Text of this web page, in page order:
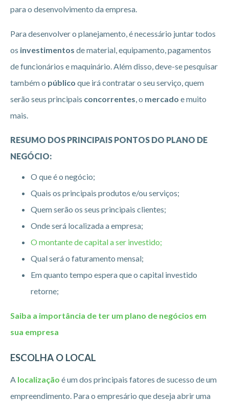
para o desenvolvimento da empresa.
Para desenvolver o planejamento, é necessário juntar todos
os investimentos de material, equipamento, pagamentos
de funcionários e maquinário. Além disso, deve-se pesquisar
também o público que irá contratar o seu serviço, quem
serão seus principais concorrentes , o mercado e muito
mais.
RESUMO DOS PRINCIPAIS PONTOS DO PLANO DE
NEGÓCIO:
O que é o negócio;
Quais os principais produtos e/ou serviços;
Quem serão os seus principais clientes;
Onde será localizada a empresa;
O montante de capital a ser investido;
Qual será o faturamento mensal;
Em quanto tempo espera que o capital investido
retorne;
Saiba a importância de ter um plano de negócios em
sua empresa
ESCOLHA O LOCAL
A localização é um dos principais fatores de sucesso de um
empreendimento. Para o empresário que deseja abrir uma